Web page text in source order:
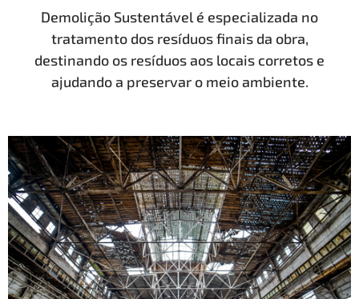
Demolição Sustentável é especializada no
tratamento dos resíduos finais da obra,
destinando os resíduos aos locais corretos e
ajudando a preservar o meio ambiente.